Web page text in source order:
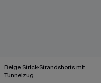
Beige Strick-Strandshorts mit
Tunnelzug